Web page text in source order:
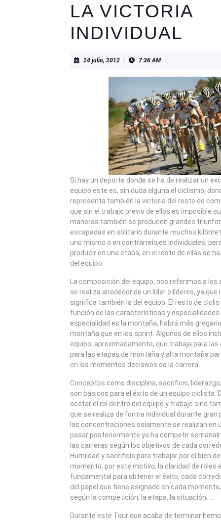
LA VICTORIA
INDIVIDUAL
24 julio, 201224
2012
7:36 AM
Si hay un deporte donde se ha de realizar un
equipo este es, sin duda alguna el ciclismo,
representa también la victoria del resto de
que sin el trabajo previo de ellos es imposible
maneras también se producen grandes
escapadas en solitario durante muchos
uno mismo o en contrarrelojes individuales,
producir en una etapa, en el resto de ellas se
del equipo.
La composición del equipo, nos referimos a
se realiza alrededor de un líder o líderes, ya que
significa también la del equipo. El resto de
función de las características y especialidades
especialidad es la montaña, habrá más
montaña que en los sprint. Algunos de ellos
equipo, aproximadamente, que trabaja para
para las etapas de montaña y alta montaña
en los momentos decisivos de la carrera.
Conceptos como disciplina, sacrificio,
son básicos para el éxito de un equipo ciclista.
acatar el rol dentro del equipo y trabajo sino
que se realiza de forma individual durante gran
las concentraciones solamente se realizan en
pasar posteriormente ya ha competir
las carreras según los objetivos de cada
Humildad y sacrificio para trabajar por el bien
momento, por este motivo, la claridad de roles
fundamental para obtener el éxito, cada
del papel que tiene asignado en cada
según la competición, la etapa, la situación, …
Durante este Tour que acaba de terminar